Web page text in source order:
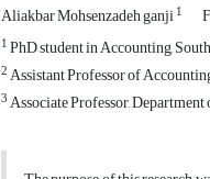
Aliakbar Mohsenzadeh ganji1
1PhD student in Accounting,
2Assistant Professor of
3Associate Professor,